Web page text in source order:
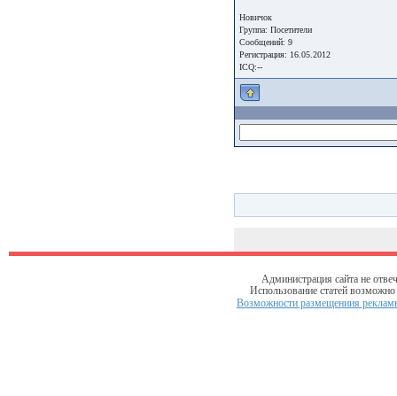
Новичок
Группа: Посетители
Сообщений: 9
Регистрация: 16.05.2012
ICQ:--
Администрация сайта не
Использование статей
Возможности размещениия